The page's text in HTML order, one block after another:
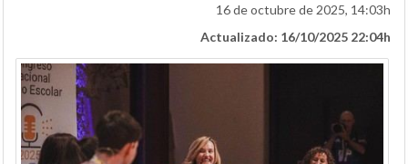
16 de octubre de 2025, 14:03h
Actualizado: 16/10/2025 22:04h